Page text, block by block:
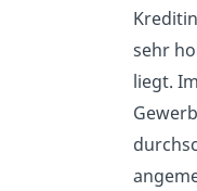
sehr
liegt.